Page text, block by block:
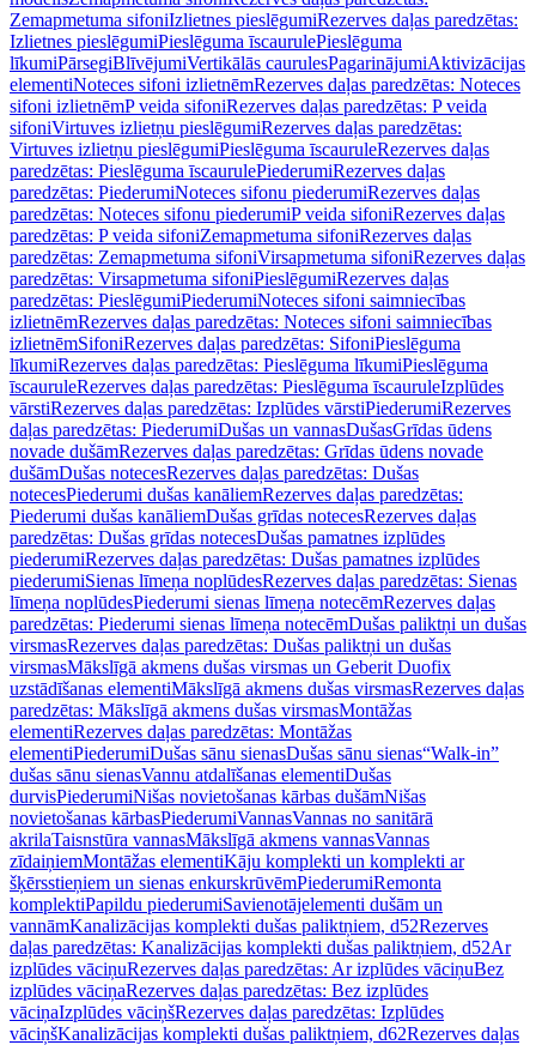
Zemapmetuma sifoniIzlietnes pieslēgumiRezerves daļas paredzētas:
Izlietnes pieslēgumiPieslēguma īscaurulePieslēguma
līkumiPārsegiBlīvējumiVertikālās caurulesPagarinājumiAktivizācijas
elementiNoteces sifoni izlietnēmRezerves daļas paredzētas: Noteces
sifoni izlietnēmP veida sifoniRezerves daļas paredzētas: P veida
sifoniVirtuves izlietņu pieslēgumiRezerves daļas paredzētas:
Virtuves izlietņu pieslēgumiPieslēguma īscauruleRezerves daļas
paredzētas: Pieslēguma īscaurulePiederumiRezerves daļas
paredzētas: PiederumiNoteces sifonu piederumiRezerves daļas
paredzētas: Noteces sifonu piederumiP veida sifoniRezerves daļas
paredzētas: P veida sifoniZemapmetuma sifoniRezerves daļas
paredzētas: Zemapmetuma sifoniVirsapmetuma sifoniRezerves daļas
paredzētas: Virsapmetuma sifoniPieslēgumiRezerves daļas
paredzētas: PieslēgumiPiederumiNoteces sifoni saimniecības
izlietnēmRezerves daļas paredzētas: Noteces sifoni saimniecības
izlietnēmSifoniRezerves daļas paredzētas: SifoniPieslēguma
līkumiRezerves daļas paredzētas: Pieslēguma līkumiPieslēguma
īscauruleRezerves daļas paredzētas: Pieslēguma īscauruleIzplūdes
vārstiRezerves daļas paredzētas: Izplūdes vārstiPiederumiRezerves
daļas paredzētas: PiederumiDušas un vannasDušasGrīdas ūdens
novade dušāmRezerves daļas paredzētas: Grīdas ūdens novade
dušāmDušas notecesRezerves daļas paredzētas: Dušas
notecesPiederumi dušas kanāliemRezerves daļas paredzētas:
Piederumi dušas kanāliemDušas grīdas notecesRezerves daļas
paredzētas: Dušas grīdas notecesDušas pamatnes izplūdes
piederumiRezerves daļas paredzētas: Dušas pamatnes izplūdes
piederumiSienas līmeņa noplūdesRezerves daļas paredzētas: Sienas
līmeņa noplūdesPiederumi sienas līmeņa notecēmRezerves daļas
paredzētas: Piederumi sienas līmeņa notecēmDušas paliktņi un dušas
virsmasRezerves daļas paredzētas: Dušas paliktņi un dušas
virsmasMākslīgā akmens dušas virsmas un Geberit Duofix
uzstādīšanas elementiMākslīgā akmens dušas virsmasRezerves daļas
paredzētas: Mākslīgā akmens dušas virsmasMontāžas
elementiRezerves daļas paredzētas: Montāžas
elementiPiederumiDušas sānu sienasDušas sānu sienas“Walk-in”
dušas sānu sienasVannu atdalīšanas elementiDušas
durvisPiederumiNišas novietošanas kārbas dušāmNišas
novietošanas kārbasPiederumiVannasVannas no sanitārā
akrilaTaisnstūra vannasMākslīgā akmens vannasVannas
zīdaiņiemMontāžas elementiKāju komplekti un komplekti ar
šķērsstieņiem un sienas enkurskrūvēmPiederumiRemonta
komplektiPapildu piederumiSavienotājelementi dušām un
vannāmKanalizācijas komplekti dušas paliktņiem, d52Rezerves
daļas paredzētas: Kanalizācijas komplekti dušas paliktņiem, d52Ar
izplūdes vāciņuRezerves daļas paredzētas: Ar izplūdes vāciņuBez
izplūdes vāciņaRezerves daļas paredzētas: Bez izplūdes
vāciņaIzplūdes vāciņšRezerves daļas paredzētas: Izplūdes
vāciņšKanalizācijas komplekti dušas paliktņiem, d62Rezerves daļas